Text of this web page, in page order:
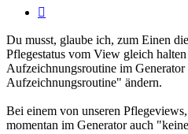
Du musst, glaube ich, zum Einen
Pflegestatus vom View gleich
Aufzeichnungsroutine im
Aufzeichnungsroutine" ändern.
Bei einem von unseren
momentan im Generator auch